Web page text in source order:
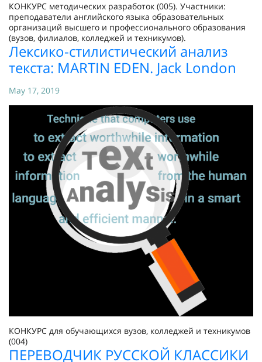
КОНКУРС методических разработок (005). Участники:
преподаватели английского языка образовательных
организаций высшего и профессионального образования
(вузов, филиалов, колледжей и техникумов).
Лексико-стилистический анализ
текста: MARTIN EDEN. Jack London
May 17, 2019
КОНКУРС для обучающихся вузов, колледжей и техникумов
(004)
ПЕРЕВОДЧИК РУССКОЙ КЛАССИКИ